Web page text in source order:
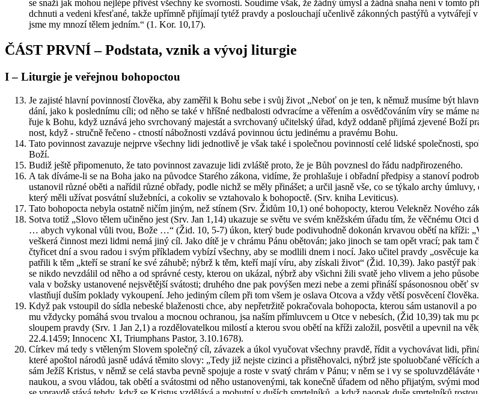
se snaží jak mohou nej­lé­pe při­vést všech­ny ke svor­nos­ti. Sou­dí­me však, že žádný úmysl a žádná snaha není v
dchnu­ti a ve­de­ni křes­ťa­né, takže upřím­ně při­jí­ma­jí tytéž prav­dy a po­slou­cha­jí učen­li­vě zá­kon­ných pas­tý­řů a vy­tvá­ře­jí
jsme my mnozí tělem jed­ním.“ (1. Kor. 10,17).
ČÁST PRVNÍ – Pod­sta­ta, vznik a vývoj li­tur­gie
I – Li­tur­gie je ve­řej­nou bo­ho­po­ctou
Je za­jis­té hlav­ní po­vin­nos­tí člo­vě­ka, aby za­mě­řil k Bohu sebe i svůj život „Neboť on je ten, k němuž mu­sí­me být
dá­ní, jako k po­sled­ní­mu cíli; od něho se také v hříš­né ne­dba­los­ti od­vra­cí­me a vě­ře­ním a osvěd­čo­vá­ním víry se
řu­je k Bohu, když uzná­vá jeho svr­cho­va­ný ma­jestát a svr­cho­va­ný uči­tel­ský úřad, když od­da­ně při­jí­má zje­ve­né Boží
nost, když - struč­ně ře­če­no - ctnos­tí ná­bož­nos­ti vzdá­vá po­vin­nou úctu je­di­né­mu a pra­vé­mu Bohu.
Tato po­vin­nost za­va­zu­je nej­pr­ve všech­ny lidi jed­not­li­vě je však také i spo­leč­nou po­vin­nos­tí celé lid­ské spo­leč­nos­ti,
Boží.
Budiž ještě při­po­me­nu­to, že tato po­vin­nost za­va­zu­je lidi zvláš­tě proto, že je Bůh po­vzne­sl do řádu nad­při­ro­ze­né­ho.
A tak dí­vá­me-li se na Boha jako na pů­vod­ce Staré­ho zá­ko­na, vi­dí­me, že pro­hla­šu­je i ob­řad­ní před­pi­sy a sta­no­ví
usta­no­vil různé oběti a na­ří­dil různé ob­řa­dy, podle nichž se měly při­ná­šet; a určil jasně vše, co se tý­ka­lo archy
který měli uží­vat po­svát­ní slu­žeb­ní­ci, a co­ko­liv se vzta­ho­va­lo k bo­ho­po­ctě. (Srv. kniha Le­vi­ticus).
Tato bo­ho­po­cta ne­by­la ostat­ně ničím jiným, než stí­nem (Srv. Židům 10,1) oné bo­ho­po­cty, kte­rou Ve­lek­něz No­vé­ho
Sotva totiž „Slovo tělem uči­ně­no jest (Srv. Jan 1,14) uka­zu­je se světu ve svém kněž­ském úřadu tím, že věč­né­mu
… abych vy­ko­nal vůli tvou, Bože …“ (Žid. 10, 5-7) úkon, který bude po­di­vu­hod­ně do­ko­nán kr­va­vou obětí na kříži:
veš­ke­rá čin­nost mezi lidmi nemá jiný cíl. Jako dítě je v chrá­mu Pánu obě­to­ván; jako ji­noch se tam opět vrací; pak
čty­ři­cet dní a svou radou i svým pří­kla­dem vy­bí­zí všech­ny, aby se mod­li­li dnem i nocí. Jako uči­tel prav­dy „osvě­cu­je
pa­t­ři­li k těm „kteří se stra­ní ke své zá­hubě; nýbrž k těm, kteří mají víru, aby zís­ka­li život“ (Žid. 10,39). Jako pas­týř
se nikdo ne­vzdá­lil od něho a od správ­né cesty, kte­rou on uká­zal, nýbrž aby všich­ni žili svatě jeho vli­vem a jeho
va­la v bož­sky usta­no­ve­né nej­svě­těj­ší svá­tos­ti; dru­hé­ho dne pak po­vý­šen mezi nebe a zemi při­ná­ší spá­so­nos­nou
vlastňují duším po­kla­dy vy­kou­pe­ní. Jeho je­di­ným cílem při tom všem je osla­va Ot­co­va a vždy větší po­svě­ce­ní člo­vě­ka.
Když pak vstou­pil do sídla ne­bes­ké bla­že­nos­ti chce, aby ne­pře­tr­ži­tě po­kra­čo­va­la bo­ho­po­cta, kte­rou sám usta­no­vil a
mu vždyc­ky po­má­há svou tr­va­lou a moc­nou ochra­nou, jsa naším přímluv­cem u Otce v ne­be­sích, (Žid 10,39) tak mu
slou­pem prav­dy (Srv. 1 Jan 2,1) a roz­dě­lo­va­tel­kou mi­los­tí a kte­rou svou obětí na kříži za­lo­žil, po­svě­til a upev­nil na
22.4.1459; In­no­cenc XI, Tri­um­phans Pas­tor, 3.10.1678).
Cír­kev má tedy s vtě­le­ným Slo­vem spo­leč­ný cíl, zá­va­zek a úkol vy­u­čo­vat všech­ny prav­dě, řídit a vy­cho­vá­vat lidi,
které apoš­tol ná­ro­dů jasně udává tě­mi­to slovy: „Tedy již nejste ci­zin­ci a při­stě­ho­val­ci, nýbrž jste spo­lu­ob­ča­né
sám Ježíš Kris­tus, v němž se celá stav­ba pevně spo­ju­je a roste v svatý chrám v Pánu; v něm se i vy se
nau­kou, a svou vlá­dou, tak obětí a svá­tost­mi od něho usta­no­ve­ný­mi, tak ko­neč­ně úřa­dem od něho při­ja­tým, svými